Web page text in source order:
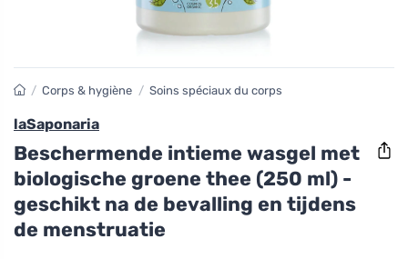
/ Corps & hygiène / Soins spéciaux du corps
laSaponaria
Beschermende intieme wasgel met
biologische groene thee (250 ml) -
geschikt na de bevalling en tijdens
de menstruatie